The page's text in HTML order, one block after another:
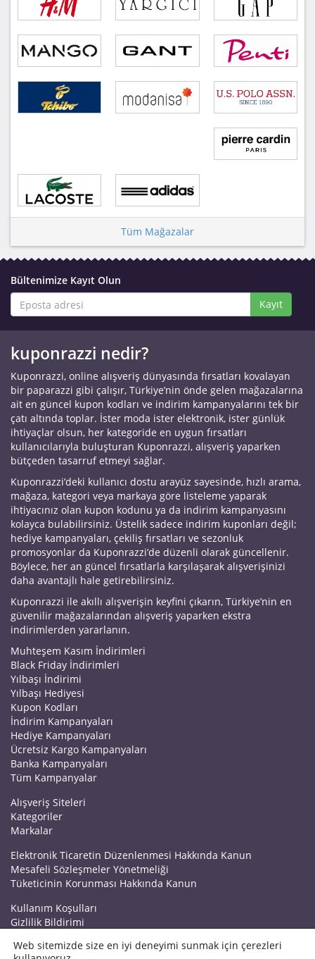
Tüm Mağazalar
Bültenimize Kayıt Olun
Kayıt
kuponrazzi nedir?
Kuponrazzi, online alışveriş dünyasında fırsatları kovalayan
bir paparazzi gibi çalışır, Türkiye’nin önde gelen mağazalarına
ait en güncel kupon kodları ve indirim kampanyalarını tek bir
çatı altında toplar. İster moda ister elektronik, ister günlük
ihtiyaçlar olsun, her kategoride en uygun fırsatları
kullanıcılarıyla buluşturan Kuponrazzi, alışveriş yaparken
bütçeden tasarruf etmeyi sağlar.
Kuponrazzi’deki kullanıcı dostu arayüz sayesinde, hızlı arama,
mağaza, kategori veya markaya göre listeleme yaparak
ihtiyacınız olan kupon kodunu ya da indirim kampanyasını
kolayca bulabilirsiniz. Üstelik sadece indirim kuponları değil;
hediye kampanyaları, çekiliş fırsatları ve sezonluk
promosyonlar da Kuponrazzi’de düzenli olarak güncellenir.
Böylece, her an güncel fırsatlarla karşılaşarak alışverişinizi
daha avantajlı hale getirebilirsiniz.
Kuponrazzi ile akıllı alışverişin keyfini çıkarın, Türkiye’nin en
güvenilir mağazalarından alışveriş yaparken ekstra
indirimlerden yararlanın.
Muhteşem Kasım İndirimleri
Black Friday İndirimleri
Yılbaşı İndirimi
Yılbaşı Hediyesi
Kupon Kodları
İndirim Kampanyaları
Hediye Kampanyaları
Ücretsiz Kargo Kampanyaları
Banka Kampanyaları
Tüm Kampanyalar
Alışveriş Siteleri
Kategoriler
Markalar
Elektronik Ticaretin Düzenlenmesi Hakkında Kanun
Mesafeli Sözleşmeler Yönetmeliği
Tüketicinin Korunması Hakkında Kanun
Kullanım Koşulları
Gizlilik Bildirimi
Kuponrazzi Blog
Web sitemizde size en iyi deneyimi sunmak için çerezleri